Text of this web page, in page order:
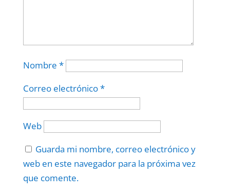
Nombre *
Correo electrónico*
Web
Guarda mi nombre, correo electrónico y
web en este navegador para la próxima vez
que comente.